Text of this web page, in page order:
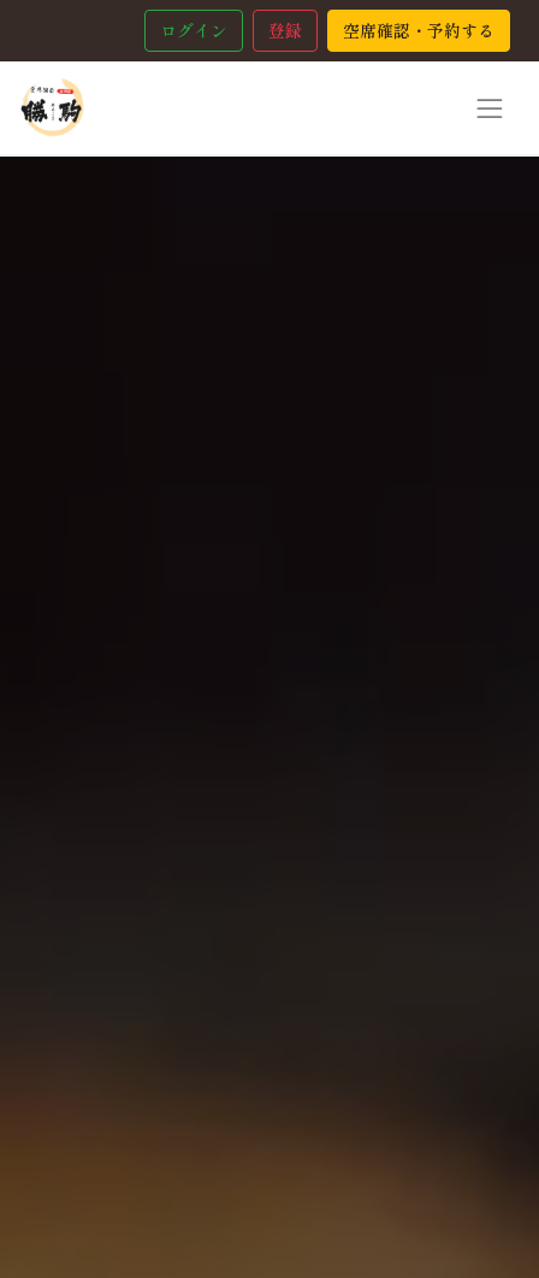
ログイン 登録 空席確認・予約する